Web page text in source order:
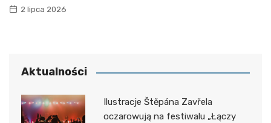
2 lipca 2026
Aktualności
Ilustracje Štěpána Zavřela
oczarowują na festiwalu „Łączy